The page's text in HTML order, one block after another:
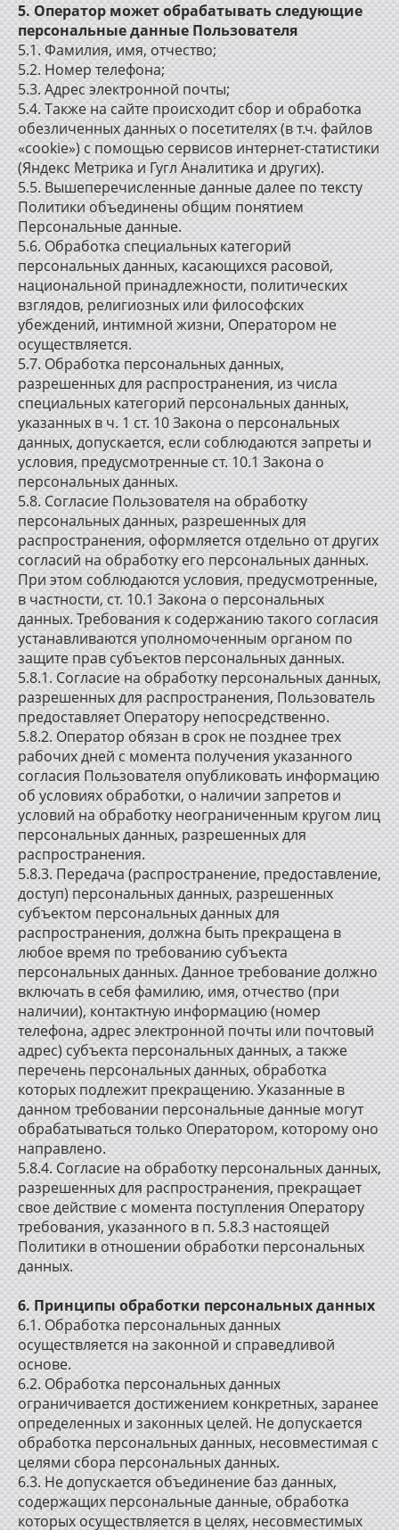
5. Оператор может обрабатывать следующие
персональные данные Пользователя
5.1. Фамилия, имя, отчество;
5.2. Номер телефона;
5.3. Адрес электронной почты;
5.4. Также на сайте происходит сбор и обработка
обезличенных данных о посетителях (в т.ч. файлов
«cookie») с помощью сервисов интернет-статистики
(Яндекс Метрика и Гугл Аналитика и других).
5.5. Вышеперечисленные данные далее по тексту
Политики объединены общим понятием
Персональные данные.
5.6. Обработка специальных категорий
персональных данных, касающихся расовой,
национальной принадлежности, политических
взглядов, религиозных или философских
убеждений, интимной жизни, Оператором не
осуществляется.
5.7. Обработка персональных данных,
разрешенных для распространения, из числа
специальных категорий персональных данных,
указанных в ч. 1 ст. 10 Закона о персональных
данных, допускается, если соблюдаются запреты и
условия, предусмотренные ст. 10.1 Закона о
персональных данных.
5.8. Согласие Пользователя на обработку
персональных данных, разрешенных для
распространения, оформляется отдельно от других
согласий на обработку его персональных данных.
При этом соблюдаются условия, предусмотренные,
в частности, ст. 10.1 Закона о персональных
данных. Требования к содержанию такого согласия
устанавливаются уполномоченным органом по
защите прав субъектов персональных данных.
5.8.1. Согласие на обработку персональных данных,
разрешенных для распространения, Пользователь
предоставляет Оператору непосредственно.
5.8.2. Оператор обязан в срок не позднее трех
рабочих дней с момента получения указанного
согласия Пользователя опубликовать информацию
об условиях обработки, о наличии запретов и
условий на обработку неограниченным кругом лиц
персональных данных, разрешенных для
распространения.
5.8.3. Передача (распространение, предоставление,
доступ) персональных данных, разрешенных
субъектом персональных данных для
распространения, должна быть прекращена в
любое время по требованию субъекта
персональных данных. Данное требование должно
включать в себя фамилию, имя, отчество (при
наличии), контактную информацию (номер
телефона, адрес электронной почты или почтовый
адрес) субъекта персональных данных, а также
перечень персональных данных, обработка
которых подлежит прекращению. Указанные в
данном требовании персональные данные могут
обрабатываться только Оператором, которому оно
направлено.
5.8.4. Согласие на обработку персональных данных,
разрешенных для распространения, прекращает
свое действие с момента поступления Оператору
требования, указанного в п. 5.8.3 настоящей
Политики в отношении обработки персональных
данных.
6. Принципы обработки персональных данных
6.1. Обработка персональных данных
осуществляется на законной и справедливой
основе.
6.2. Обработка персональных данных
ограничивается достижением конкретных, заранее
определенных и законных целей. Не допускается
обработка персональных данных, несовместимая с
целями сбора персональных данных.
6.3. Не допускается объединение баз данных,
содержащих персональные данные, обработка
которых осуществляется в целях, несовместимых